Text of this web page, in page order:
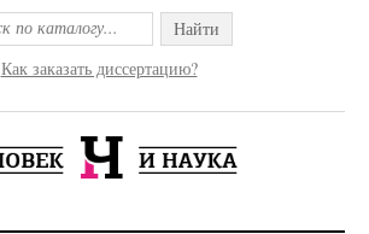
Найти
Как заказать диссертацию?